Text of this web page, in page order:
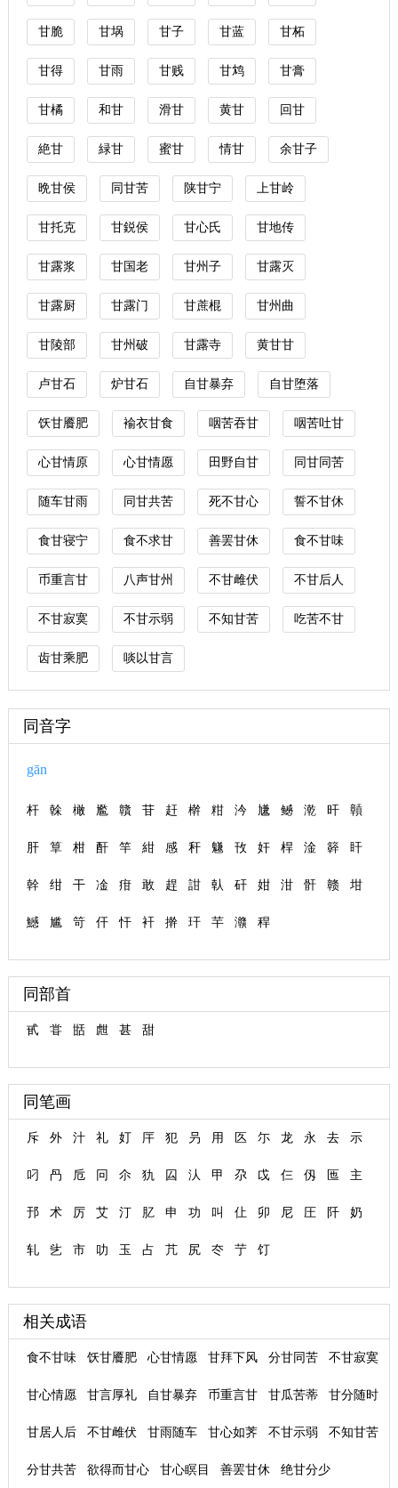
甘脆 甘埚 甘子 甘蓝 甘柘
甘得 甘雨 甘贱 甘鸩 甘膏
甘橘 和甘 滑甘 黄甘 回甘
絶甘 緑甘 蜜甘 情甘 余甘子
晩甘侯 同甘苦 陕甘宁 上甘岭
甘托克 甘鋭侯 甘心氏 甘地传
甘露浆 甘国老 甘州子 甘露灭
甘露厨 甘露门 甘蔗棍 甘州曲
甘陵部 甘州破 甘露寺 黄甘甘
卢甘石 炉甘石 自甘暴弃 自甘堕落
饫甘餍肥 褕衣甘食 咽苦吞甘 咽苦吐甘
心甘情原 心甘情愿 田野自甘 同甘同苦
随车甘雨 同甘共苦 死不甘心 誓不甘休
食甘寝宁 食不求甘 善罢甘休 食不甘味
币重言甘 八声甘州 不甘雌伏 不甘后人
不甘寂寞 不甘示弱 不知甘苦 吃苦不甘
齿甘乘肥 啖以甘言
同音字
gān
杆 榦 橄 尷 贛 苷 赶 檊 粓 汵 尲 鳡 漧 旰 贑
肝 筸 柑 酐 竿 紺 感 秆 魐 攼 奸 桿 淦 簳 盰
幹 绀 干 凎 疳 敢 趕 詌 倝 矸 姏 泔 骭 赣 坩
鱤 尴 笴 仠 忓 衦 擀 玕 芉 灨 稈
同部首
甙 甞 甛 甝 甚 甜
同笔画
斥 外 汁 礼 奵 厈 犯 叧 用 匛 尓 龙 永 去 示
叼 冎 卮 冋 尒 犰 囜 汄 甲 尕 戉 仨 仭 匜 主
邘 术 厉 艾 汀 肊 申 功 叫 仩 卯 尼 圧 阡 奶
轧 乧 市 叻 玉 占 芁 尻 冭 艼 饤
相关成语
食不甘味 饫甘餍肥 心甘情愿 甘拜下风 分甘同苦 不甘寂寞
甘心情愿 甘言厚礼 自甘暴弃 币重言甘 甘瓜苦蒂 甘分随时
甘居人后 不甘雌伏 甘雨随车 甘心如荠 不甘示弱 不知甘苦
分甘共苦 欲得而甘心 甘心瞑目 善罢甘休 绝甘分少